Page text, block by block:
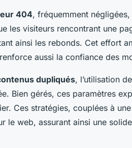
404, fréquemment
les visiteurs rencontrant une
ainsi les rebonds. Cet effort
aussi la confiance des
dupliqués, l’utilisation
Bien gérés, ces paramètres
Ces stratégies, couplées à
le web, assurant ainsi une